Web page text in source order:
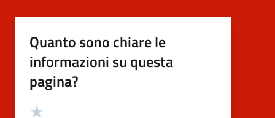
Quanto sono chiare le
informazioni su questa
pagina?
Valutazione